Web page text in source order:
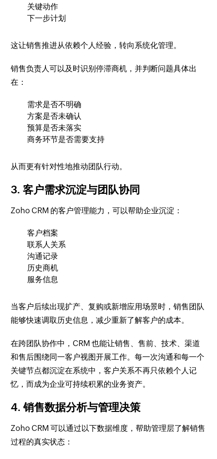
关键动作
下一步计划
这让销售推进从依赖个人经验，转向系统化管理。
销售负责人可以及时识别停滞商机，并判断问题具体出
在：
需求是否不明确
方案是否未确认
预算是否未落实
商务环节是否需要支持
从而更有针对性地推动团队行动。
3. 客户需求沉淀与团队协同
Zoho CRM 的客户管理能力，可以帮助企业沉淀：
客户档案
联系人关系
沟通记录
历史商机
服务信息
当客户后续出现扩产、复购或新增应用场景时，销售团队
能够快速调取历史信息，减少重新了解客户的成本。
在跨团队协作中，CRM 也能让销售、售前、技术、渠道
和售后围绕同一客户视图开展工作。每一次沟通和每一个
关键节点都沉淀在系统中，客户关系不再只依赖个人记
忆，而成为企业可持续积累的业务资产。
4. 销售数据分析与管理决策
Zoho CRM 可以通过以下数据维度，帮助管理层了解销售
过程的真实状态：